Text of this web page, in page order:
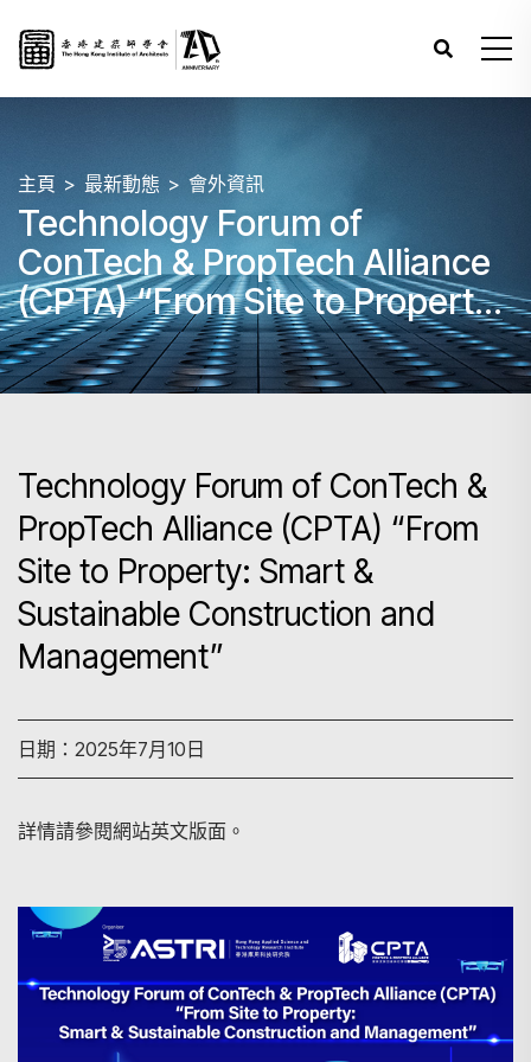
主頁 最新動態 會外資訊
Technology Forum of
ConTech & PropTech Alliance
(CPTA) “From Site to Property:
Smart & Sustainable
Construction and
Technology Forum of ConTech &
PropTech Alliance (CPTA) “From
Site to Property: Smart &
Sustainable Construction and
Management”
日期：2025年7月10日
詳情請參閱網站英文版面。